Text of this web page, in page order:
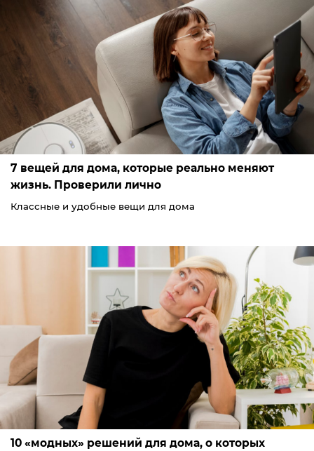
7 вещей для дома, которые реально меняют
жизнь. Проверили лично
Классные и удобные вещи для дома
10 «модных» решений для дома, о которых